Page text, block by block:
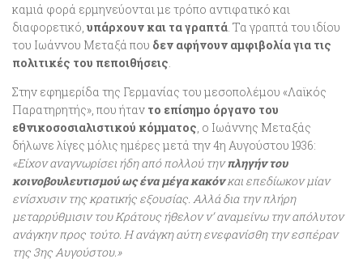
καμιά φορά ερμηνεύονται με τρόπο αντιφατικό και
διαφορετικό, υπάρχουν και τα γραπτά. Τα γραπτά του ιδίου
του Ιωάννου Μεταξά που δεν αφήνουν αμφιβολία για τις
πολιτικές του πεποιθήσεις.
Στην εφημερίδα της Γερμανίας του μεσοπολέμου «Λαϊκός
Παρατηρητής», που ήταν το επίσημο όργανο του
εθνικοσοσιαλιστικού κόμματος, ο Ιωάννης Μεταξάς
δήλωνε λίγες μόλις ημέρες μετά την 4η Αυγούστου 1936:
«Είχον αναγνωρίσει ήδη από πολλού τηνπληγήν του
κοινοβουλευτισμού ως ένα μέγα κακόνκαι επεδίωκον μίαν
ενίσχυσιν της κρατικής εξουσίας. Αλλά δια την πλήρη
μεταρρύθμισιν του Κράτους ήθελον ν’ αναμείνω την απόλυτον
ανάγκην προς τούτο. Η ανάγκη αύτη ενεφανίσθη την εσπέραν
της 3ης Αυγούστου.»